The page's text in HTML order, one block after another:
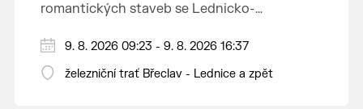
romantických staveb se Lednicko-
Na výlet do této malebné krajiny na jihu
Moravy se vydejte stylově – historickým
Od 1. května do 28. září vás o víkendech a
svátcích mezi Břeclaví a Lednicí sveze
9. 8. 2026 09:23 - 9. 8. 2026 16:37
železniční trať Břeclav - Lednice a zpět